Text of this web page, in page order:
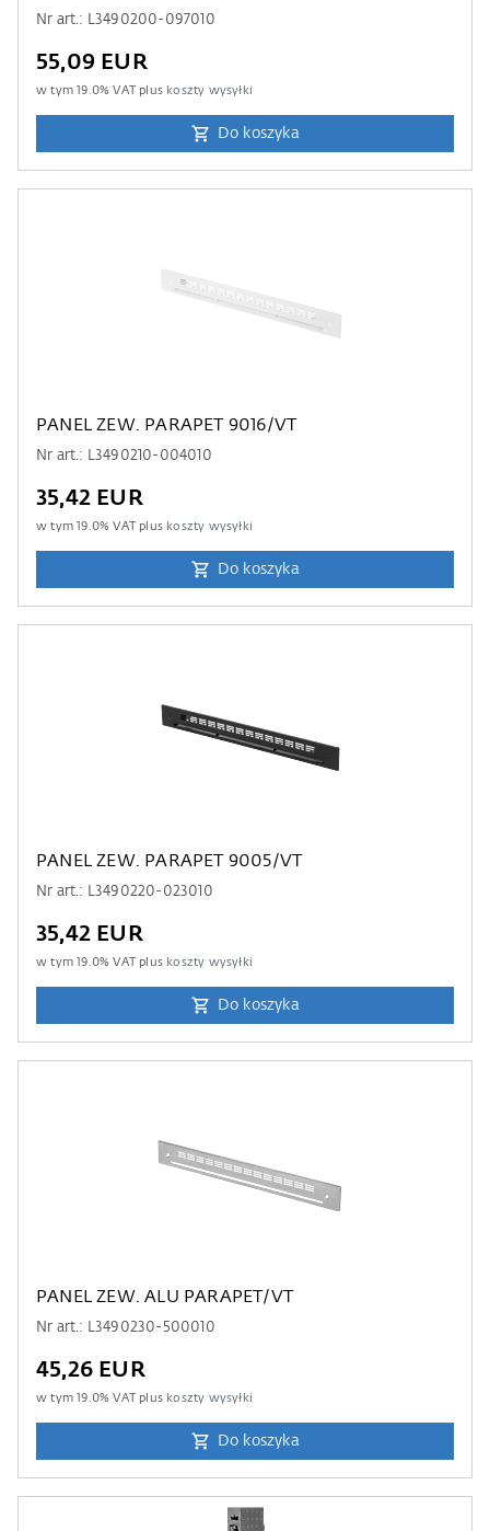
Nr art.: L3490200-097010
55,09 EUR
w tym19.0% VAT plus koszty wysyłki
Do koszyka
PANEL ZEW. PARAPET 9016/VT
Nr art.: L3490210-004010
35,42 EUR
w tym19.0% VAT plus koszty wysyłki
Do koszyka
PANEL ZEW. PARAPET 9005/VT
Nr art.: L3490220-023010
35,42 EUR
w tym19.0% VAT plus koszty wysyłki
Do koszyka
PANEL ZEW. ALU PARAPET/VT
Nr art.: L3490230-500010
45,26 EUR
w tym19.0% VAT plus koszty wysyłki
Do koszyka